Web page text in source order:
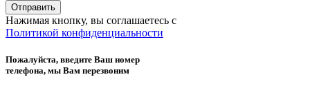
Отправить
Нажимая кнопку, вы соглашаетесь с
Политикой конфиденциальности
Пожалуйста, введите Ваш номер
телефона, мы Вам перезвоним